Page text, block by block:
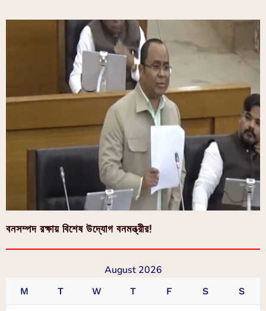
বনসম্পদ রক্ষায় বিশেষ উদ্যোগ বনমন্ত্রীর!
August 2026
M T W T F S S